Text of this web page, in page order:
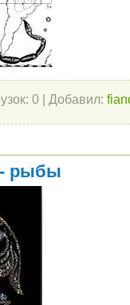
0 Добавил:
- рыбы